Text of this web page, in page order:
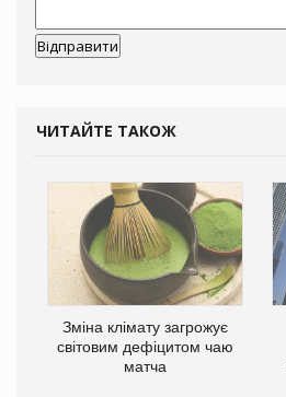
ЧИТАЙТЕ ТАКОЖ
Зміна клімату загрожує
світовим дефіцитом чаю
матча